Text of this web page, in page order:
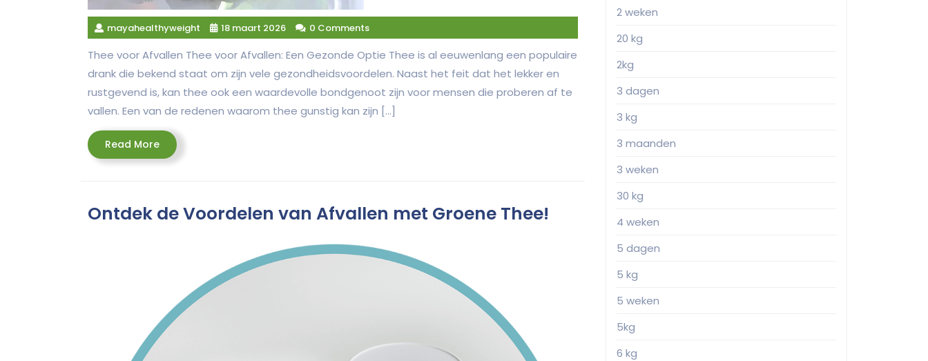
mayahealthyweight 18 maart 2026 0 Comments
Thee voor Afvallen Thee voor Afvallen: Een Gezonde Optie Thee is al eeuwenlang een populaire
drank die bekend staat om zijn vele gezondheidsvoordelen. Naast het feit dat het lekker en
rustgevend is, kan thee ook een waardevolle bondgenoot zijn voor mensen die proberen af te
vallen. Een van de redenen waarom thee gunstig kan zijn […]
Read MoreRead
More
Ontdek de Voordelen van Afvallen met Groene Thee!
2 weken
20 kg
2kg
3 dagen
3 kg
3 maanden
3 weken
30 kg
4 weken
5 dagen
5 kg
5 weken
5kg
6 kg